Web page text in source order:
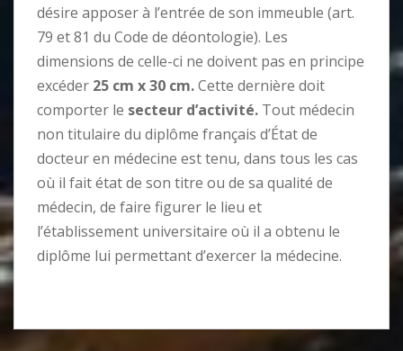
désire apposer à l’entrée de son immeuble (art.
79 et 81 du Code de déontologie). Les
dimensions de celle-ci ne doivent pas en principe
excéder 25 cm x 30 cm.Cette dernière doit
comporter le secteur d’activité. Tout médecin
non titulaire du diplôme français d’État de
docteur en médecine est tenu, dans tous les cas
où il fait état de son titre ou de sa qualité de
médecin, de faire figurer le lieu et
l’établissement universitaire où il a obtenu le
diplôme lui permettant d’exercer la médecine.